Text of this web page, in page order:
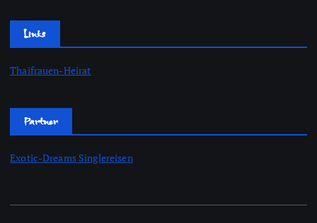
Links
Thaifrauen-Heirat
Partner
Exotic-Dreams Singlereisen